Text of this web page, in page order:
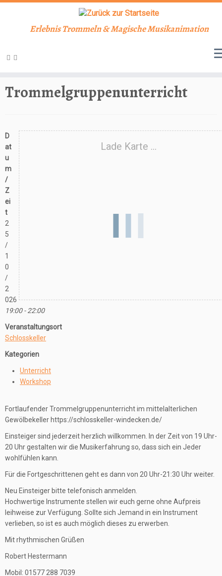
Zum
Erlebnis Trommeln & Magische Musikanimation
Trommelgruppenunterricht
Lade Karte ...
D
at
u
m
/
Z
ei
t
2
5
/
1
0
/
2
026
19:00 - 22:00
Veranstaltungsort
Schlosskeller
Kategorien
Unterricht
Workshop
Fortlaufender Trommelgruppenunterricht im mittelalterlichen
Gewölbekeller https://schlosskeller-windecken.de/
Einsteiger sind jederzeit herzlich willkommen. In der Zeit von 19 Uhr-
20 Uhr gestalten wir die Musikerfahrung so, dass sich ein Jeder
wohlfühlen kann.
Für die Fortgeschrittenen geht es dann von 20 Uhr-21:30 Uhr weiter.
Neu Einsteiger bitte telefonisch anmelden.
Hochwertige Instrumente stellen wir euch gerne ohne Aufpreis
leihweise zur Verfügung. Sollte sich Jemand in ein Instrument
verlieben, so ist es auch möglich dieses zu erwerben.
Mit rhythmischen Grüßen
Robert Hestermann
Mobil: 01577 288 7039